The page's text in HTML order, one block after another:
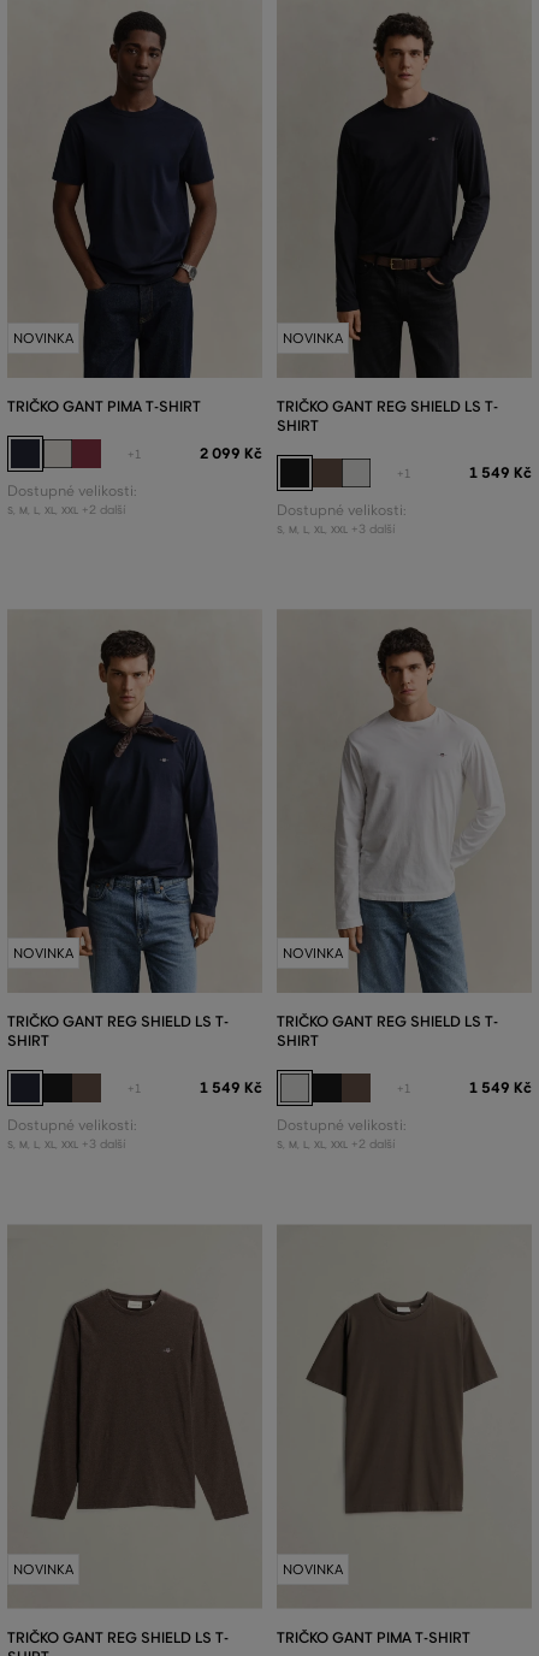
NOVINKA
TRIČKO GANT PIMA T-SHIRT
+1 2 099 Kč
Dostupné velikosti:
S, M L XL XXL +2 další
NOVINKA
TRIČKO GANT REG SHIELD LS T-
SHIRT
+1 1 549 Kč
Dostupné velikosti:
S, M L XL XXL +3 další
NOVINKA
TRIČKO GANT REG SHIELD LS T-
SHIRT
+1 1 549 Kč
Dostupné velikosti:
S, M L XL XXL +3 další
NOVINKA
TRIČKO GANT REG SHIELD LS T-
SHIRT
+1 1 549 Kč
Dostupné velikosti:
S, M L XL XXL +2 další
NOVINKA
TRIČKO GANT REG SHIELD LS T-
NOVINKA
TRIČKO GANT PIMA T-SHIRT